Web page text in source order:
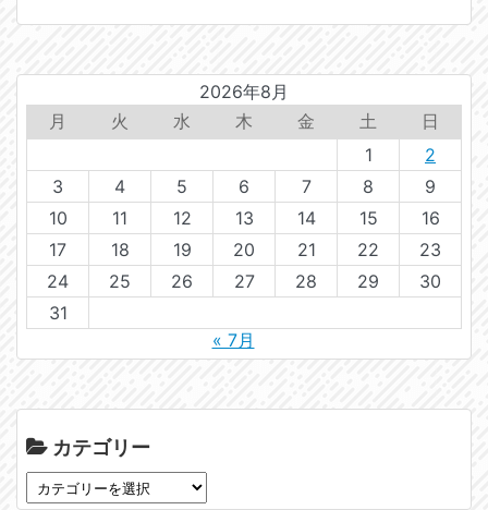
2026年8月
月
火 水 木 金 土
日
1
2
3
4 5 6 7 8
9
10
11 12 13 14 15
16
17
18 19 20 21 22
23
24
25 26 27 28 29
30
31
« 7月
カテゴリー